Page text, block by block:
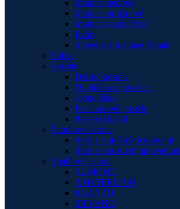
Matrace penové
Matrace pružinové
Matrace sendvičové
Rošty
Slovenské matrace Benab
Police
Postele
Detské postele
Dvojlôžkové postele
Jednolôžka
Poschodové postele
Postele Blanář
Šatníkové skrine
Skrine s otočnými dverami
Skrine s posuvnými dverami
Spálňový sektor
ALMOND
AMSTERDAM
KSANTO
SILVANO